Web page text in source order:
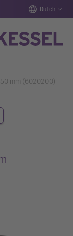
Dutch
mm (6020200)